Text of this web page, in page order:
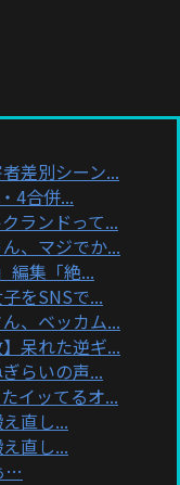
差別シーン...
4合併...
ランドって...
、マジでか...
編集「絶...
をSNSで...
、ベッカム...
呆れた逆ギ...
らいの声...
イッてるオ...
直し...
直し...
…